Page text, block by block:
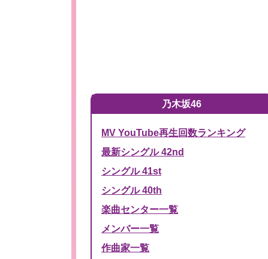
乃木坂46
MV YouTube再生回数ランキング
最新シングル 42nd
シングル 41st
シングル 40th
楽曲センター一覧
メンバー一覧
作曲家一覧